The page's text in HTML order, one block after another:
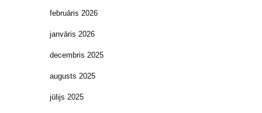
februāris 2026
janvāris 2026
decembris 2025
augusts 2025
jūlijs 2025